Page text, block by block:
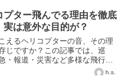
プター飛んでる理由を徹底
実は意外な目的が？
えるヘリコプターの音、その理
じですか？この記事では、巡
・報道・災害など多様な飛行目
の背景を詳しくご紹介します。h.s.